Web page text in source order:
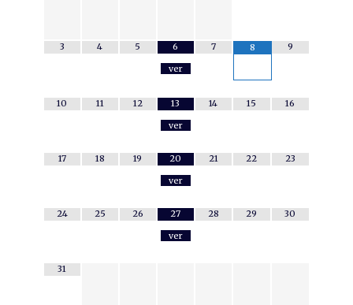
3 4 5
6
ver
7 8 9
10 11 12
13
ver
14 15 16
17 18 19
20
ver
21 22 23
24 25 26
27
ver
28 29 30
31